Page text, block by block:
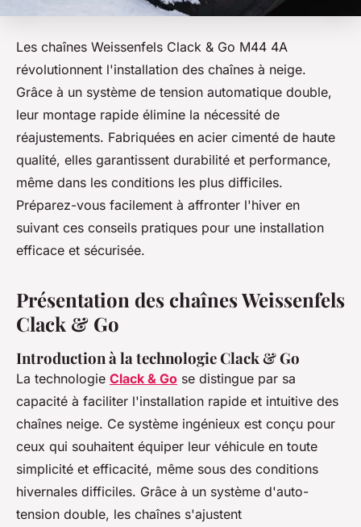
Les chaînes Weissenfels Clack & Go M44 4A
révolutionnent l'installation des chaînes à neige.
Grâce à un système de tension automatique double,
leur montage rapide élimine la nécessité de
réajustements. Fabriquées en acier cimenté de haute
qualité, elles garantissent durabilité et performance,
même dans les conditions les plus difficiles.
Préparez-vous facilement à affronter l'hiver en
suivant ces conseils pratiques pour une installation
efficace et sécurisée.
Présentation des chaînes Weissenfels
Clack & Go
Introduction à la technologie Clack & Go
La technologie Clack & Go se distingue par sa
capacité à faciliter l'installation rapide et intuitive des
chaînes neige. Ce système ingénieux est conçu pour
ceux qui souhaitent équiper leur véhicule en toute
simplicité et efficacité, même sous des conditions
hivernales difficiles. Grâce à un système d'auto-
tension double, les chaînes s'ajustent